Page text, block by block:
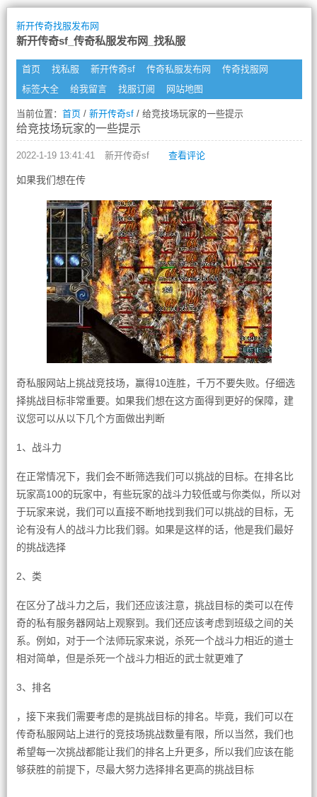
新开传奇找服发布网
新开传奇sf_传奇私服发布网_找私服
首页 找私服 新开传奇sf 传奇私服发布网
传奇找服网
标签大全
给我留言 找服订阅 网站地图
当前位置： 首页/ 新开传奇sf/ 给竞技场玩家的一些提示
给竞技场玩家的一些提示
2022-1-19 13:41:41 新开传奇sf 查看评论
如果我们想在传
奇私服网站上挑战竞技场，赢得10连胜，千万不要失败。仔细选
择挑战目标非常重要。如果我们想在这方面得到更好的保障，建
议您可以从以下几个方面做出判断
1、战斗力
在正常情况下，我们会不断筛选我们可以挑战的目标。在排名比
玩家高100的玩家中，有些玩家的战斗力较低或与你类似，所以对
于玩家来说，我们可以直接不断地找到我们可以挑战的目标，无
论有没有人的战斗力比我们弱。如果是这样的话，他是我们最好
的挑战选择
2、类
在区分了战斗力之后，我们还应该注意，挑战目标的类可以在传
奇的私有服务器网站上观察到。我们还应该考虑到班级之间的关
系。例如，对于一个法师玩家来说，杀死一个战斗力相近的道士
相对简单，但是杀死一个战斗力相近的武士就更难了
3、排名
，接下来我们需要考虑的是挑战目标的排名。毕竟，我们可以在
传奇私服网站上进行的竞技场挑战数量有限，所以当然，我们也
希望每一次挑战都能让我们的排名上升更多，所以我们应该在能
够获胜的前提下，尽最大努力选择排名更高的挑战目标